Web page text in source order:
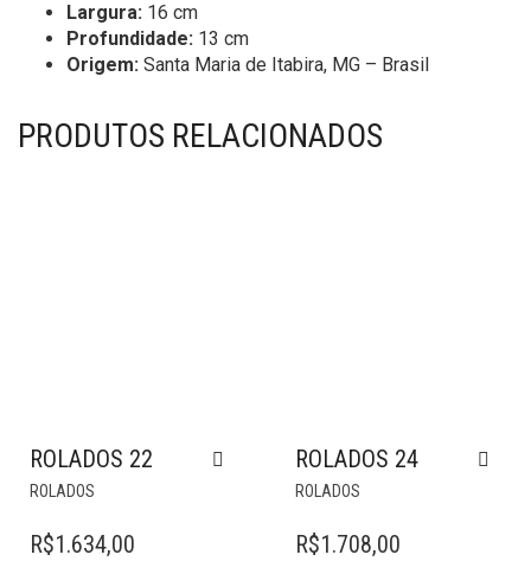
Largura: 16 cm
Profundidade: 13 cm
Origem: Santa Maria de Itabira, MG – Brasil
PRODUTOS RELACIONADOS
ROLADOS 22
ROLADOS
R$1.634,00
ROLADOS 24
ROLADOS
R$1.708,00